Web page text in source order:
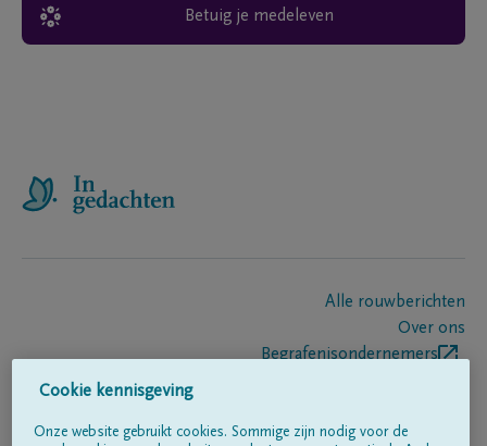
Betuig je medeleven
Alle rouwberichten
Over ons
Begrafenisondernemers
Cookie kennisgeving
Onze website gebruikt cookies. Sommige zijn nodig voor de